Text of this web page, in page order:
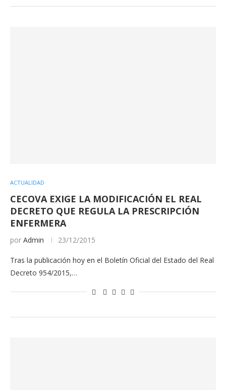
ACTUALIDAD
CECOVA EXIGE LA MODIFICACIÓN EL REAL
DECRETO QUE REGULA LA PRESCRIPCIÓN
ENFERMERA
por Admin 23/12/2015
Tras la publicación hoy en el Boletín Oficial del Estado del Real
Decreto 954/2015,…